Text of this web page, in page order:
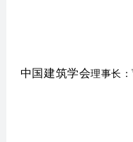
中国建筑学会理事长：